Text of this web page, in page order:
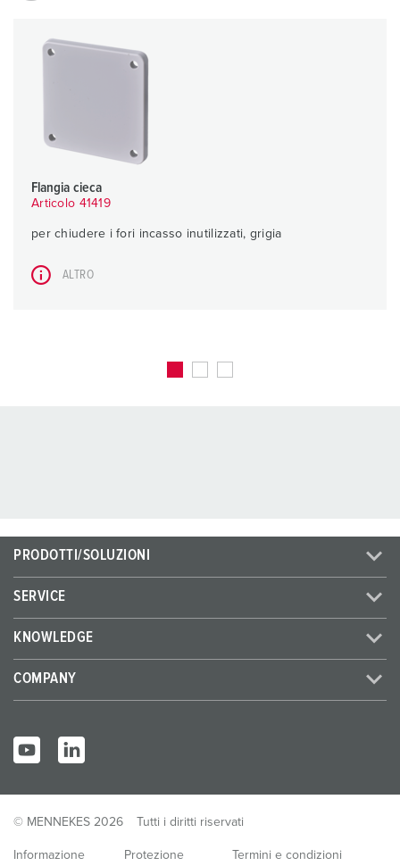
Flangia cieca
Articolo 41419
per chiudere i fori incasso inutilizzati, grigia
ALTRO
PRODOTTI/SOLUZIONI
SERVICE
KNOWLEDGE
COMPANY
© MENNEKES 2026 Tutti i diritti riservati
Informazione Protezione Termini e condizioni